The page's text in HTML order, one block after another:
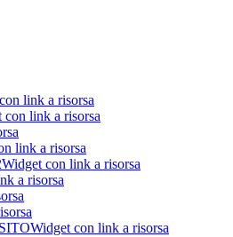
link a risorsa
con link a risorsa
link a risorsa
Widget con link a risorsa
a risorsa
Widget con link a risorsa